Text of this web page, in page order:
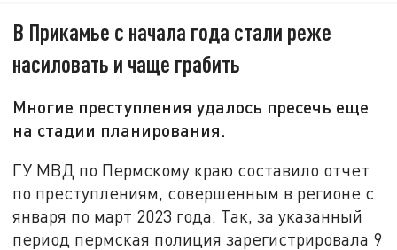
В Прикамье с начала года стали реже
насиловать и чаще грабить
Многие преступления удалось пресечь еще
на стадии планирования.
ГУ МВД по Пермскому краю составило отчет
по преступлениям, совершенным в регионе с
января по март 2023 года. Так, за указанный
период пермская полиция зарегистрировала 9